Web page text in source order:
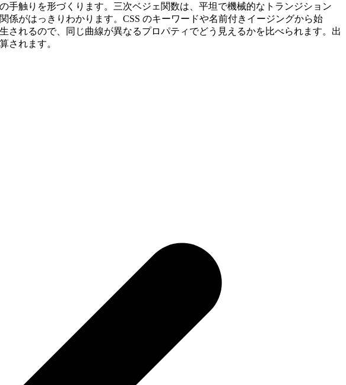
触りを形づくります。三次ベジェ関数は、平坦で機械的なトランジション
がはっきりわかります。CSS のキーワードや名前付きイージングから始
れるので、同じ曲線が異なるプロパティでどう見えるかを比べられます。出
されます。